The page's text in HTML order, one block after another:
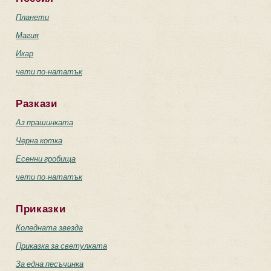
Планети
Магия
Икар
чети по-нататък
Разкази
Аз прашинката
Черна котка
Есенни гробища
чети по-нататък
Приказки
Коледната звезда
Приказка за светулката
За една песъчинка